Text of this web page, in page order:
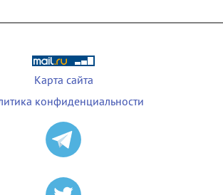
Карта сайта
конфиденциальности